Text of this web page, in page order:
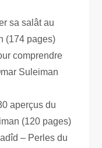
sa salât au
(174 pages)
comprendre
Suleiman
aperçus du
(120 pages)
– Perles du